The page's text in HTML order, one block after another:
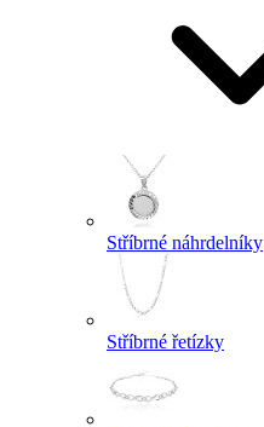
Stříbrné náhrdelníky
Stříbrné řetízky